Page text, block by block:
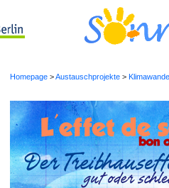
Homepage >Austauschprojekte >